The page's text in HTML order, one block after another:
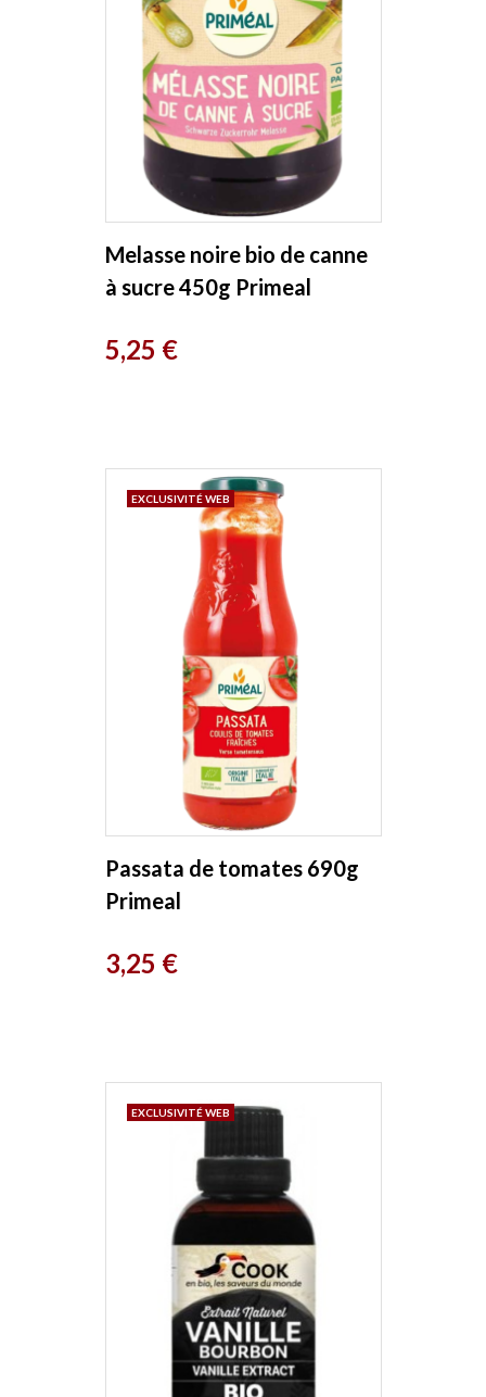
Melasse noire bio de canne
à sucre 450g Primeal
Prix
5,25 €
Passata de tomates 690g
Primeal
Prix
3,25 €
EXCLUSIVITÉ WEB
EXCLUSIVITÉ WEB